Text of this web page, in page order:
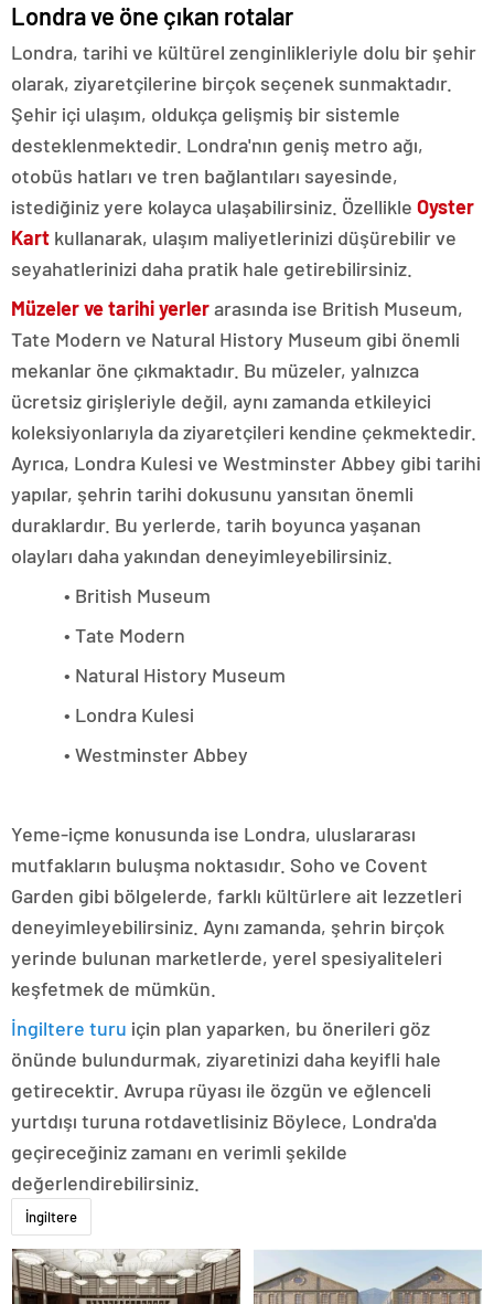
Londra ve öne çıkan rotalar
Londra, tarihi ve kültürel zenginlikleriyle dolu bir şehir
olarak, ziyaretçilerine birçok seçenek sunmaktadır.
Şehir içi ulaşım, oldukça gelişmiş bir sistemle
desteklenmektedir. Londra'nın geniş metro ağı,
otobüs hatları ve tren bağlantıları sayesinde,
istediğiniz yere kolayca ulaşabilirsiniz. Özellikle Oyster
Kart kullanarak, ulaşım maliyetlerinizi düşürebilir ve
seyahatlerinizi daha pratik hale getirebilirsiniz.
Müzeler ve tarihi yerlerarasında ise British Museum,
Tate Modern ve Natural History Museum gibi önemli
mekanlar öne çıkmaktadır. Bu müzeler, yalnızca
ücretsiz girişleriyle değil, aynı zamanda etkileyici
koleksiyonlarıyla da ziyaretçileri kendine çekmektedir.
Ayrıca, Londra Kulesi ve Westminster Abbey gibi tarihi
yapılar, şehrin tarihi dokusunu yansıtan önemli
duraklardır. Bu yerlerde, tarih boyunca yaşanan
olayları daha yakından deneyimleyebilirsiniz.
• British Museum
• Tate Modern
• Natural History Museum
• Londra Kulesi
• Westminster Abbey
Yeme-içme konusunda ise Londra, uluslararası
mutfakların buluşma noktasıdır. Soho ve Covent
Garden gibi bölgelerde, farklı kültürlere ait lezzetleri
deneyimleyebilirsiniz. Aynı zamanda, şehrin birçok
yerinde bulunan marketlerde, yerel spesiyaliteleri
keşfetmek de mümkün.
İngiltere turu için plan yaparken, bu önerileri göz
önünde bulundurmak, ziyaretinizi daha keyifli hale
getirecektir. Avrupa rüyası ile özgün ve eğlenceli
yurtdışı turuna rotdavetlisiniz Böylece, Londra'da
geçireceğiniz zamanı en verimli şekilde
değerlendirebilirsiniz.
İngiltere